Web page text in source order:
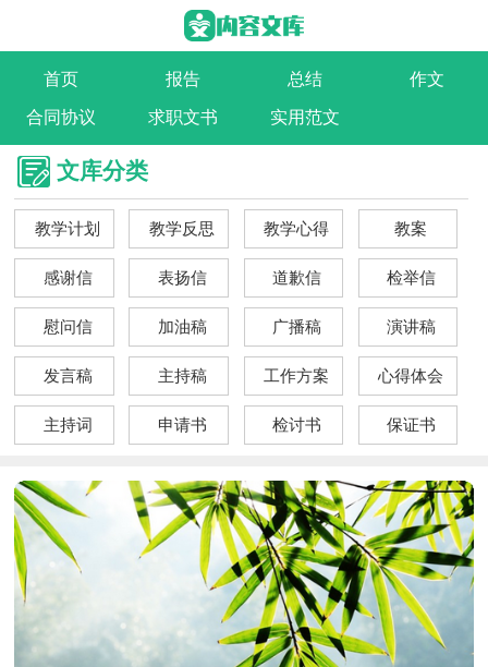
首页 报告 总结 作文
合同协议 求职文书 实用范文
文库分类
教学计划 教学反思 教学心得 教案
感谢信 表扬信 道歉信 检举信
慰问信 加油稿 广播稿 演讲稿
发言稿 主持稿 工作方案 心得体会
主持词 申请书 检讨书 保证书